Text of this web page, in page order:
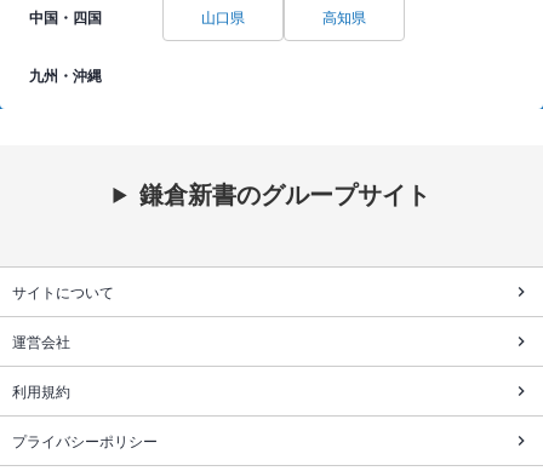
中国・四国 山口県 高知県
九州・沖縄
鎌倉新書のグループサイト
サイトについて
運営会社
利用規約
プライバシーポリシー